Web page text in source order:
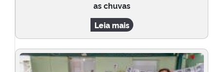
as chuvas
Leia mais